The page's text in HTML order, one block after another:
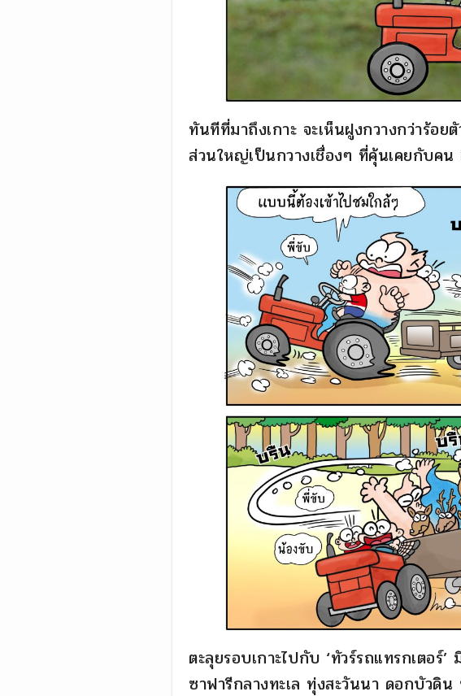
ทันทีที่มาถึงเกาะ จะเห็นฝูงกวางกว่าร้อย
ส่วนใหญ่เป็นกวางเชื่องๆ ที่คุ้นเคยกับคน
ตะลุยรอบเกาะไปกับ ‘ทัวร์รถแทรกเตอร์
ซาฟารีกลางทะเล ทุ่งสะวันนา ดอกบัวดิ